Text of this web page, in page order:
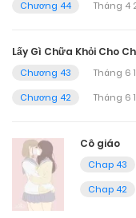
Chương 44
Tháng 4
Lấy Gì Chữa Khỏi Cho
Chương 43
Tháng 6
Chương 42
Tháng 6
Cô giáo
Chap 43
Chap 42